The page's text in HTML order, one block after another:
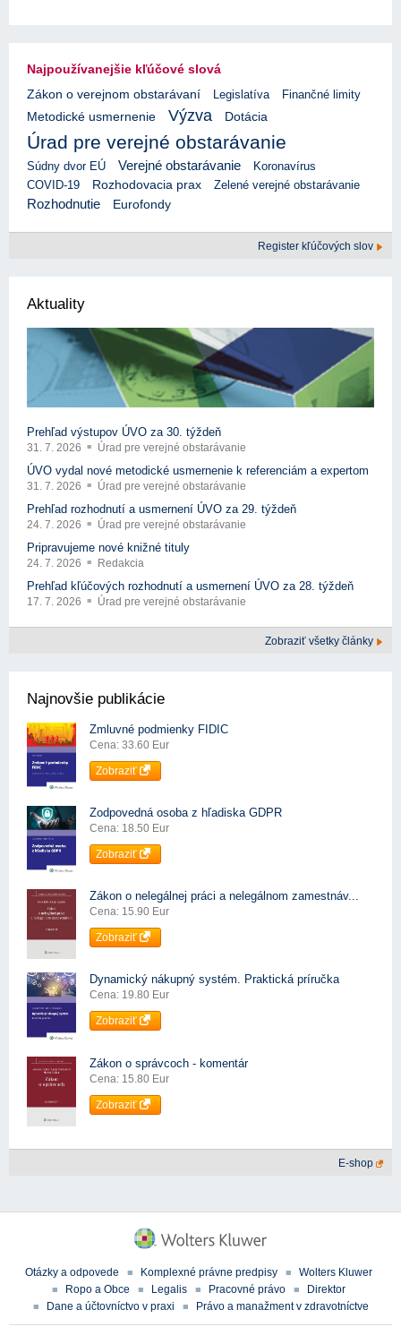
Najpoužívanejšie kľúčové slová
Zákon o verejnom obstarávaní Legislatíva
Finančné limity
Metodické usmernenie
Výzva Dotácia
Úrad pre verejné obstarávanie
Súdny dvor EÚ Verejné obstarávanie
Koronavírus
COVID-19
Rozhodovacia prax Zelené verejné obstarávanie
Rozhodnutie Eurofondy
Register kľúčových slov
Aktuality
Prehľad výstupov ÚVO za 30. týždeň
31. 7. 2026 Úrad pre verejné obstarávanie
ÚVO vydal nové metodické usmernenie k referenciám a expertom
31. 7. 2026 Úrad pre verejné obstarávanie
Prehľad rozhodnutí a usmernení ÚVO za 29. týždeň
24. 7. 2026 Úrad pre verejné obstarávanie
Pripravujeme nové knižné tituly
24. 7. 2026 Redakcia
Prehľad kľúčových rozhodnutí a usmernení ÚVO za 28. týždeň
17. 7. 2026 Úrad pre verejné obstarávanie
Zobraziť všetky články
Najnovšie publikácie
Zmluvné podmienky FIDIC
Cena: 33.60 Eur
Zobraziť
Zodpovedná osoba z hľadiska GDPR
Cena: 18.50 Eur
Zobraziť
Zákon o nelegálnej práci a nelegálnom zamestnáv...
Cena: 15.90 Eur
Zobraziť
Dynamický nákupný systém. Praktická príručka
Cena: 19.80 Eur
Zobraziť
Zákon o správcoch - komentár
Cena: 15.80 Eur
Zobraziť
E-shop
Otázky a odpovede Komplexné právne predpisy
Wolters Kluwer
Ropo a Obce
Legalis Pracovné právo
Direktor
Dane a účtovníctvo v praxi
Právo a manažment v zdravotníctve